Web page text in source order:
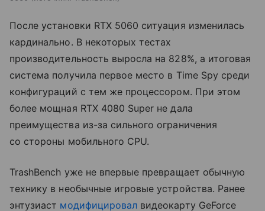
После установки RTX 5060 ситуация изменилась
кардинально. В некоторых тестах
производительность выросла на 828%, а итоговая
система получила первое место в Time Spy среди
конфигураций с тем же процессором. При этом
более мощная RTX 4080 Super не дала
преимущества из-за сильного ограничения
со стороны мобильного CPU.
TrashBench уже не впервые превращает обычную
технику в необычные игровые устройства. Ранее
энтузиаст модифицировал видеокарту GeForce